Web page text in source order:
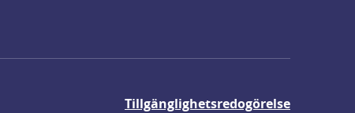
Tillgänglighetsredogörelse